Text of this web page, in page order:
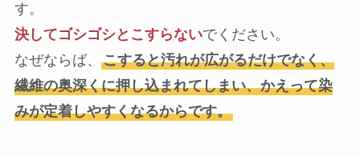
す。
決してゴシゴシとこすらないでください。
なぜならば、 こすると汚れが広がるだけでなく、
繊維の奥深くに押し込まれてしまい、かえって染
みが定着しやすくなるからです。